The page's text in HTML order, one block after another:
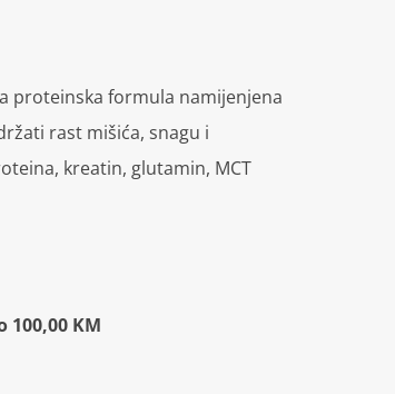
proteinska formula namijenjena
rast mišića, snagu i
kreatin, glutamin, MCT
KM